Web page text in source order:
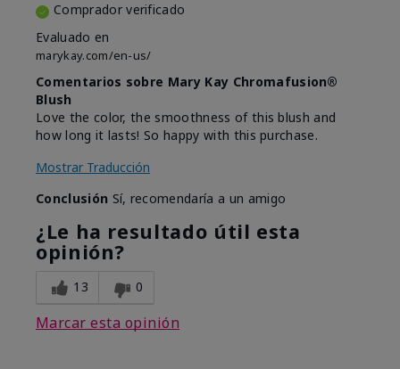
Comprador verificado
Evaluado en
marykay.com/en-us/
Comentarios sobre Mary Kay Chromafusion®
Blush
Love the color, the smoothness of this blush and
how long it lasts! So happy with this purchase.
Mostrar Traducción
Conclusión Sí, recomendaría a un amigo
¿Le ha resultado útil esta
opinión?
13 0
Marcar esta opinión